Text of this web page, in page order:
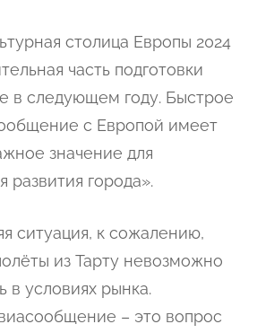
столица Европы 2024
часть подготовки
в следующем году. Быстрое
с Европой имеет
значение для
развития города».
ситуация, к сожалению,
из Тарту невозможно
в условиях рынка.
– это вопрос